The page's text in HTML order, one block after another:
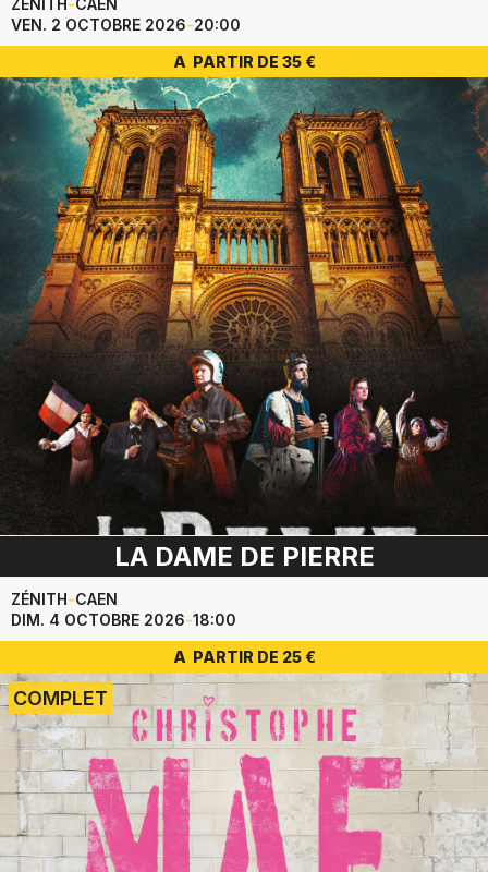
VEN. 2 OCTOBRE 2026-20:00
A PARTIR DE 35 €
LA DAME DE PIERRE
ZÉNITH-CAEN
DIM. 4 OCTOBRE 2026-18:00
A PARTIR DE 25 €
COMPLET